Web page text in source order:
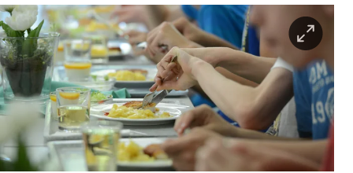
sport
berlin
nord
wahrheit
verlag